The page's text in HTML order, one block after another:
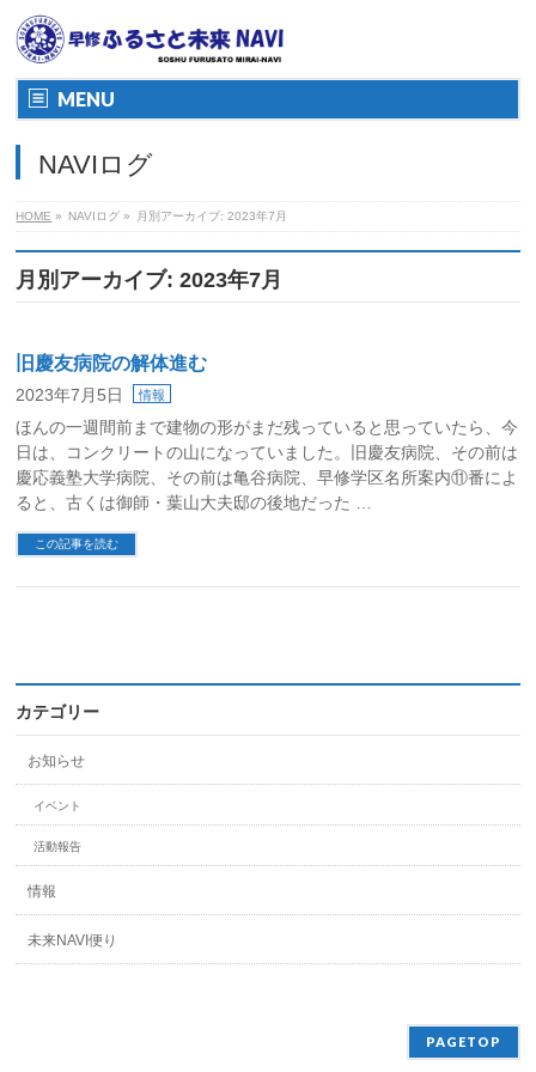
MENU
NAVIログ
HOME » NAVIログ » 月別アーカイブ: 2023年7月
月別アーカイブ: 2023年7月
旧慶友病院の解体進む
2023年7月5日 情報
ほんの一週間前まで建物の形がまだ残っていると思っていたら、今
日は、コンクリートの山になっていました。旧慶友病院、その前は
慶応義塾大学病院、その前は亀谷病院、早修学区名所案内⑪番によ
ると、古くは御師・葉山大夫邸の後地だった …
この記事を読む
カテゴリー
お知らせ
イベント
活動報告
情報
未来NAVI便り
PAGETOP